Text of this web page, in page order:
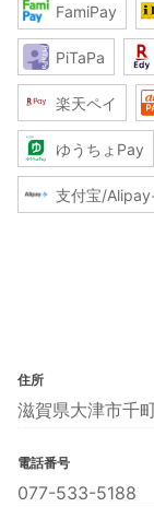
FamiPay
PiTaPa
楽天ペイ
ゆうちょPay
支付宝/
住所
滋賀県大津市千
電話番号
077-533-5188